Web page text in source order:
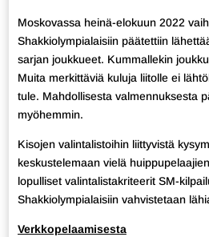
Moskovassa heinä-elokuun 2022
Shakkiolympialaisiin päätettiin
sarjan joukkueet. Kummallekin
Muita merkittäviä kuluja liitolle ei
tule. Mahdollisesta valmennuksesta
myöhemmin.
Kisojen valintalistoihin liittyvistä
keskustelemaan vielä
lopulliset valintalistakriteerit SM-
Shakkiolympialaisiin vahvistetaan
Verkkopelaamisesta